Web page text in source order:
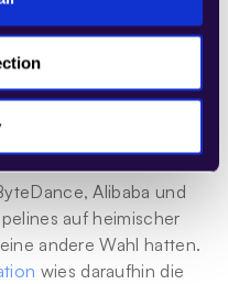
wuchs in weniger als
30-35
und den
entwickelt.
Alibaba und
auf heimischer
andere Wahl hatten.
wies daraufhin die